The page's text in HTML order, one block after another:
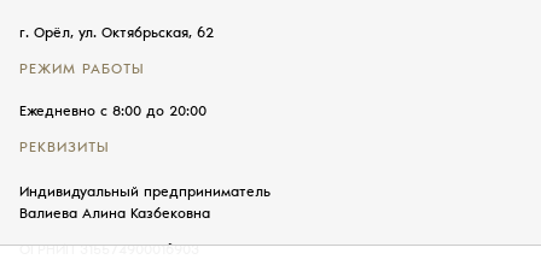
г. Орёл, ул. Октябрьская, 62
РЕЖИМ РАБОТЫ
Ежедневно с 8:00 до 20:00
РЕКВИЗИТЫ
Индивидуальный предприниматель
Валиева Алина Казбековна
ОГРНИП 315574900016903